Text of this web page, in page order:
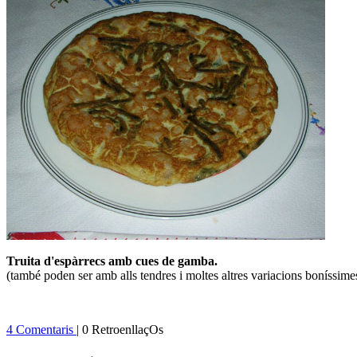
Truita d'espàrrecs amb cues de gamba.
(també poden ser amb alls tendres i moltes altres variacions
4 Comentaris | 0 RetroenllaçOs